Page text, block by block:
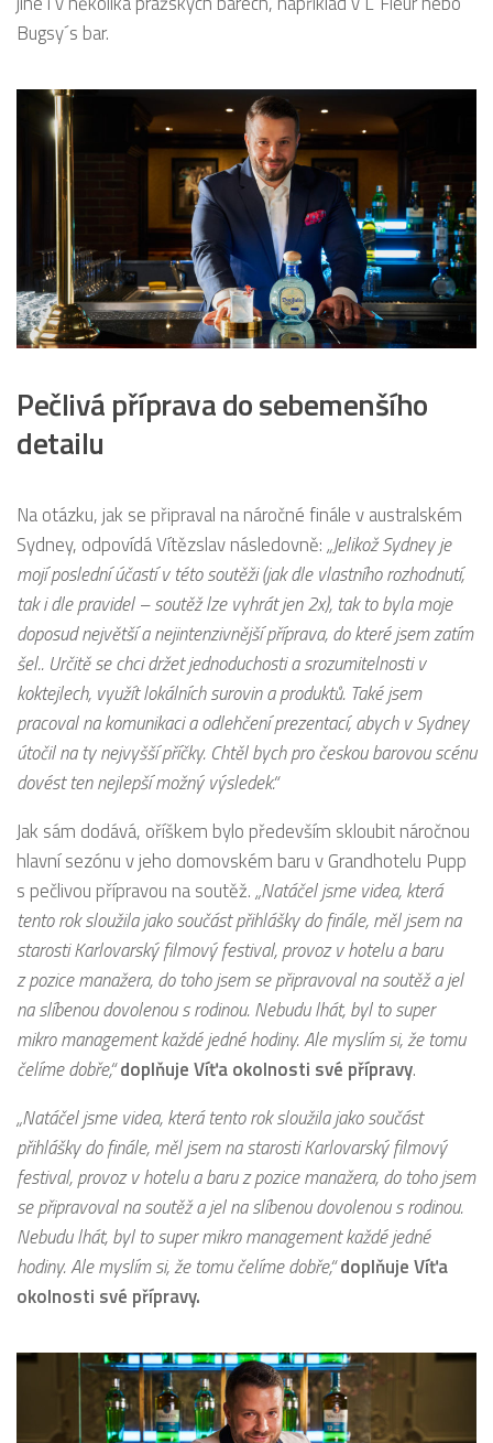
Bugsy´s bar.
Pečlivá příprava do sebemenšího
detailu
Na otázku, jak se připraval na náročné finále v australském
Sydney, odpovídá Vítězslav následovně:„Jelikož Sydney je
mojí poslední účastí v této soutěži (jak dle vlastního rozhodnutí,
tak i dle pravidel – soutěž lze vyhrát jen 2x), tak to byla moje
doposud největší a nejintenzivnější příprava, do které jsem zatím
šel.. Určitě se chci držet jednoduchosti a srozumitelnosti v
koktejlech, využít lokálních surovin a produktů. Také jsem
pracoval na komunikaci a odlehčení prezentací, abych v Sydney
útočil na ty nejvyšší příčky. Chtěl bych pro českou barovou scénu
dovést ten nejlepší možný výsledek.“
Jak sám dodává, oříškem bylo především skloubit náročnou
hlavní sezónu v jeho domovském baru v Grandhotelu Pupp
s pečlivou přípravou na soutěž.„Natáčel jsme videa, která
tento rok sloužila jako součást přihlášky do finále, měl jsem na
starosti Karlovarský filmový festival, provoz v hotelu a baru
z pozice manažera, do toho jsem se připravoval na soutěž a jel
na slíbenou dovolenou s rodinou. Nebudu lhát, byl to super
mikro management každé jedné hodiny. Ale myslím si, že tomu
čelíme dobře,“doplňuje Víťa okolnosti své přípravy.
„Natáčel jsme videa, která tento rok sloužila jako součást
přihlášky do finále, měl jsem na starosti Karlovarský filmový
festival, provoz v hotelu a baru z pozice manažera, do toho jsem
se připravoval na soutěž a jel na slíbenou dovolenou s rodinou.
Nebudu lhát, byl to super mikro management každé jedné
hodiny. Ale myslím si, že tomu čelíme dobře,“doplňuje Víťa
okolnosti své přípravy.